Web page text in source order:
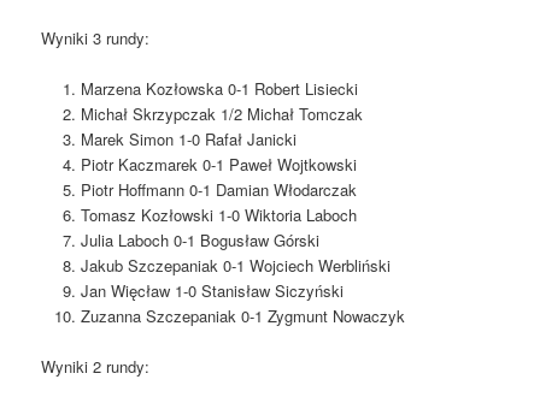
Wyniki 3 rundy:
Marzena Kozłowska 0-1 Robert Lisiecki
Michał Skrzypczak 1/2 Michał Tomczak
Marek Simon 1-0 Rafał Janicki
Piotr Kaczmarek 0-1 Paweł Wojtkowski
Piotr Hoffmann 0-1 Damian Włodarczak
Tomasz Kozłowski 1-0 Wiktoria Laboch
Julia Laboch 0-1 Bogusław Górski
Jakub Szczepaniak 0-1 Wojciech Werbliński
Jan Więcław 1-0 Stanisław Siczyński
Zuzanna Szczepaniak 0-1 Zygmunt Nowaczyk
Wyniki 2 rundy: